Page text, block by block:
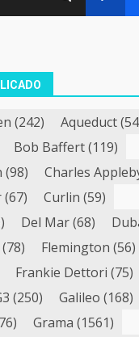
(242) Aqueduct
Bob Baffert(119)
(98) Charles
(67) Curlin (59)
Del Mar(68)
(78) Flemington (56)
Frankie Dettori (75)
(250) Galileo (168)
Grama (1561)